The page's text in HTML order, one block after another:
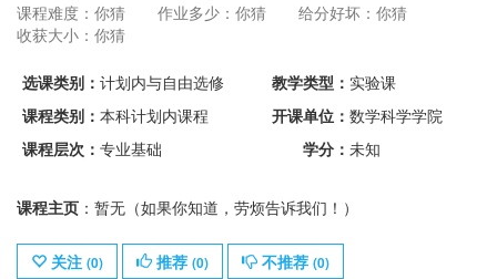
课程难度：你猜 作业多少：你猜
给分好坏：你猜
收获大小：你猜
选课类别： 计划内与自由选修 教学类型： 实验课
课程类别： 本科计划内课程 开课单位： 数学科学学院
课程层次： 专业基础 学分： 未知
课程主页 ：暂无（如果你知道，劳烦告诉我们！）
关注 (0) 推荐 (0) 不推荐 (0)